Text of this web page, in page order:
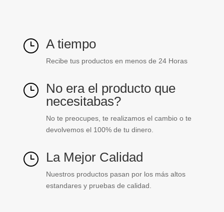
} A tiempo
Recibe tus productos en menos de 24 Horas
} No era el producto que
necesitabas?
No te preocupes, te realizamos el cambio o te
devolvemos el 100% de tu dinero.
} La Mejor Calidad
Nuestros productos pasan por los más altos
estandares y pruebas de calidad.